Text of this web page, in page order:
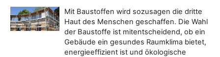
Mit Baustoffen wird sozusagen die dritte
Haut des Menschen geschaffen. Die Wahl
der Baustoffe ist mitentscheidend, ob ein
Gebäude ein gesundes Raumklima bietet,
energieeffizient ist und ökologische